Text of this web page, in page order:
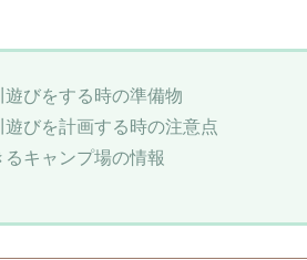
びをする時の準備物
びを計画する時の注意点
キャンプ場の情報